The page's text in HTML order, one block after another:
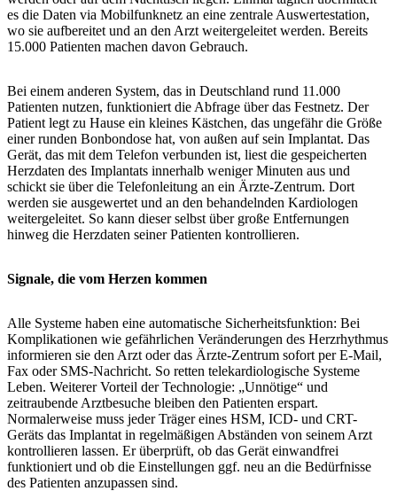
es die Daten via Mobilfunknetz an eine zentrale Auswertestation,
wo sie aufbereitet und an den Arzt weitergeleitet werden. Bereits
15.000 Patienten machen davon Gebrauch.
Bei einem anderen System, das in Deutschland rund 11.000
Patienten nutzen, funktioniert die Abfrage über das Festnetz. Der
Patient legt zu Hause ein kleines Kästchen, das ungefähr die Größe
einer runden Bonbondose hat, von außen auf sein Implantat. Das
Gerät, das mit dem Telefon verbunden ist, liest die gespeicherten
Herzdaten des Implantats innerhalb weniger Minuten aus und
schickt sie über die Telefonleitung an ein Ärzte-Zentrum. Dort
werden sie ausgewertet und an den behandelnden Kardiologen
weitergeleitet. So kann dieser selbst über große Entfernungen
hinweg die Herzdaten seiner Patienten kontrollieren.
Signale, die vom Herzen kommen
Alle Systeme haben eine automatische Sicherheitsfunktion: Bei
Komplikationen wie gefährlichen Veränderungen des Herzrhythmus
informieren sie den Arzt oder das Ärzte-Zentrum sofort per E-Mail,
Fax oder SMS-Nachricht. So retten telekardiologische Systeme
Leben. Weiterer Vorteil der Technologie: „Unnötige“ und
zeitraubende Arztbesuche bleiben den Patienten erspart.
Normalerweise muss jeder Träger eines HSM, ICD- und CRT-
Geräts das Implantat in regelmäßigen Abständen von seinem Arzt
kontrollieren lassen. Er überprüft, ob das Gerät einwandfrei
funktioniert und ob die Einstellungen ggf. neu an die Bedürfnisse
des Patienten anzupassen sind.